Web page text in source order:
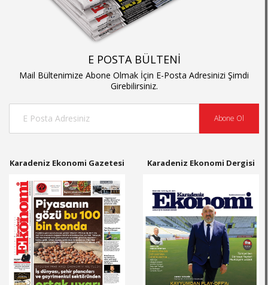
E POSTA BÜLTENİ
Mail Bültenimize Abone Olmak İçin E-Posta Adresinizi Şimdi
Girebilirsiniz.
Abone Ol
Karadeniz Ekonomi Gazetesi Karadeniz Ekonomi Dergisi